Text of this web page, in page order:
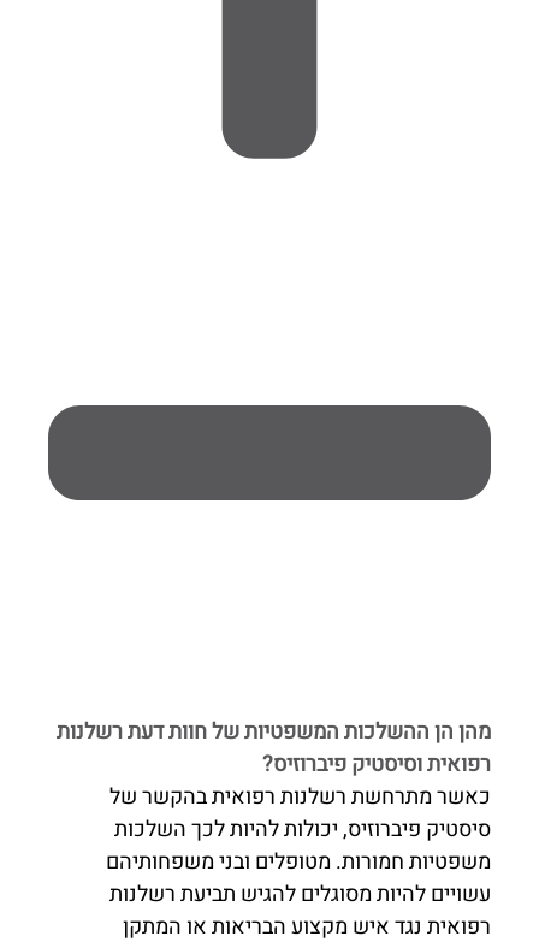
מהן הן ההשלכות המשפטיות של חוות דעת רשלנות
רפואית וסיסטיק פיברוזיס?
כאשר מתרחשת רשלנות רפואית בהקשר של
סיסטיק פיברוזיס, יכולות להיות לכך השלכות
משפטיות חמורות. מטופלים ובני משפחותיהם
עשויים להיות מסוגלים להגיש תביעת רשלנות
רפואית נגד איש מקצוע הבריאות או המתקן